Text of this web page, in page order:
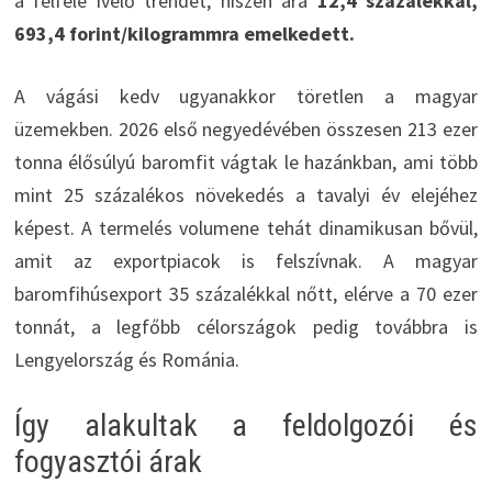
693,4 forint/kilogrammra emelkedett.
A vágási kedv ugyanakkor töretlen a magyar
üzemekben. 2026 első negyedévében összesen 213 ezer
tonna élősúlyú baromfit vágtak le hazánkban, ami több
mint 25 százalékos növekedés a tavalyi év elejéhez
képest. A termelés volumene tehát dinamikusan bővül,
amit az exportpiacok is felszívnak. A magyar
baromfihúsexport 35 százalékkal nőtt, elérve a 70 ezer
tonnát, a legfőbb célországok pedig továbbra is
Lengyelország és Románia.
Így alakultak a feldolgozói és
fogyasztói árak